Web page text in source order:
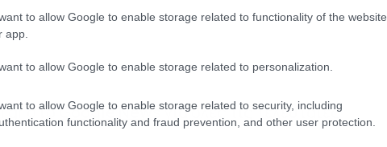
to allow Google to enable storage related to functionality of the website
app.
to allow Google to enable storage related to personalization.
to allow Google to enable storage related to security, including
functionality and fraud prevention, and other user protection.
στοGoogle Newsγια όλες τις τελευταίες